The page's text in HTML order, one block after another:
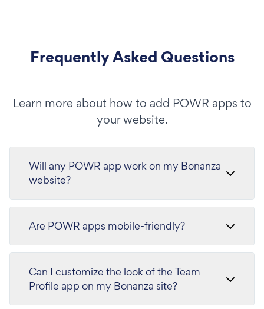
Frequently Asked Questions
Learn more about how to add POWR apps to
your website.
Will any POWR app work on my Bonanza
website?
Are POWR apps mobile-friendly?
Can I customize the look of the Team
Profile app on my Bonanza site?